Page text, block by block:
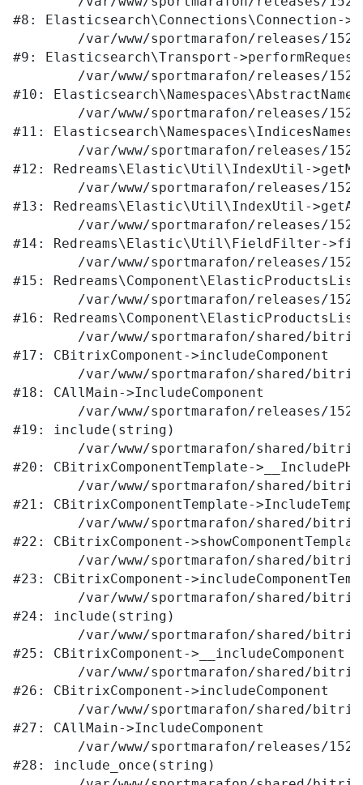
#8: Elasticsearch\Connections\Connection-
#9: Elasticsearch\Transport->performRequest
#10:
#11:
#12: Redreams\Elastic\Util\IndexUtil-
#13: Redreams\Elastic\Util\IndexUtil-
#14: Redreams\Elastic\Util\FieldFilter-
#15:
#16:
#17: CBitrixComponent->includeComponent
#18: CAllMain->IncludeComponent
#19: include(string)
#20: CBitrixComponentTemplate-
#21: CBitrixComponentTemplate-
#22: CBitrixComponent-
#23: CBitrixComponent-
#24: include(string)
#25: CBitrixComponent->__includeComponent
#26: CBitrixComponent->includeComponent
#27: CAllMain->IncludeComponent
#28: include_once(string)